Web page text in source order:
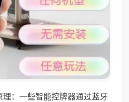
：一些智能控牌器通过蓝牙